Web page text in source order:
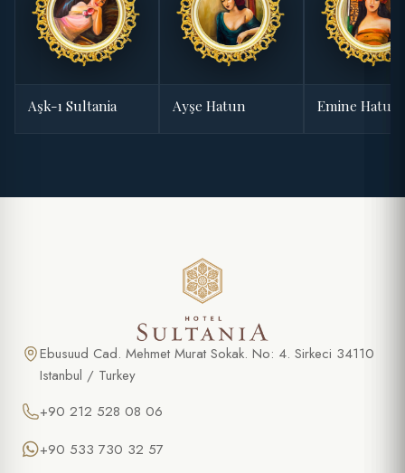
Aşk-ı Sultania Ayşe Hatun Emine Hatun
Ebusuud Cad. Mehmet Murat Sokak. No: 4. Sirkeci 34110
Istanbul / Turkey
+90 212 528 08 06
+90 533 730 32 57